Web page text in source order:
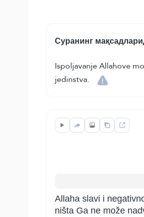
Суранинг
Ispoljavanje Allahove
jedinstva.
Allaha slavi i
ništa Ga ne može